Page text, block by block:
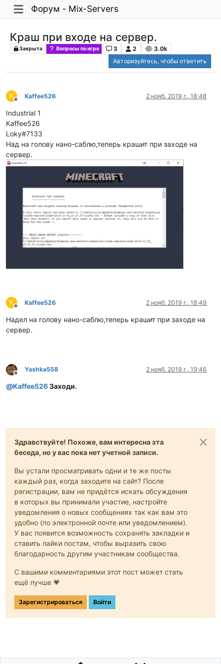
Форум - Mix-Servers
Краш при входе на сервер.
Закрыта Вопросы по игре 3 2
3.0k
Авторизуйтесь, чтобы ответить
K
Не в сети
Kaffee526 2 нояб. 2019 г., 18:48
Industrial 1
Kaffee526
Loky#7133
Над на голову нано-саблю,теперь крашит при заходе на
сервер.
K
Не в сети
Kaffee526 2 нояб. 2019 г., 18:49
Надел на голову нано-саблю,теперь крашит при заходе на
сервер.
Не в сети
Yashka558 2 нояб. 2019 г., 19:46
@Kaffee526Заходи.
Здравствуйте! Похоже, вам интересна эта
беседа, но у вас пока нет учетной записи.
Вы устали просматривать одни и те же посты
каждый раз, когда заходите на сайт? После
регистрации, вам не придётся искать обсуждения
в которых вы принимали участие, настройте
уведомления о новых сообщениях так как вам это
удобно (по электронной почте или уведомлением).
У вас появится возможность сохранять закладки и
ставить лайки постам, чтобы выразить свою
благодарность другим участникам сообщества.
С вашими комментариями этот пост может стать
ещё лучше 💗
Зарегистрироваться Войти